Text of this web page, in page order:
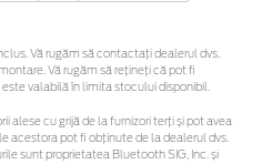
Vă rugăm să contactaţi dealerul dvs.
Vă rugăm să rețineți că pot fi
valabilă în limita stocului disponibil.
alese cu grijă de la furnizori terți și pot avea
acestora pot fi obținute de la dealerul dvs.
sunt proprietatea Bluetooth SIG, Inc. și